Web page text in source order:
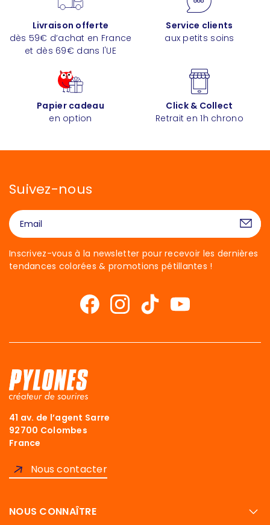
Livraison offerte
dès 59€ d’achat en France
et dès 69€ dans l'UE
Service clients
aux petits soins
Papier cadeau
en option
Click & Collect
Retrait en 1h chrono
Suivez-nous
Inscrivez-vous à la newsletter pour recevoir les dernières
tendances colorées & promotions pétillantes !
41 av. de l’agent Sarre
92700 Colombes
France
Nous contacter
NOUS CONNAÎTRE